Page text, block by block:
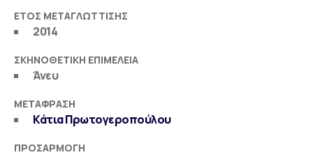
ΈΤΟΣ ΜΕΤΑΓΛΏΤΤΙΣΗΣ
2014
ΣΚΗΝΟΘΕΤΙΚΉ ΕΠΙΜΈΛΕΙΑ
Άνευ
ΜΕΤΆΦΡΑΣΗ
Κάτια Πρωτογεροπούλου
ΠΡΟΣΑΡΜΟΓΉ